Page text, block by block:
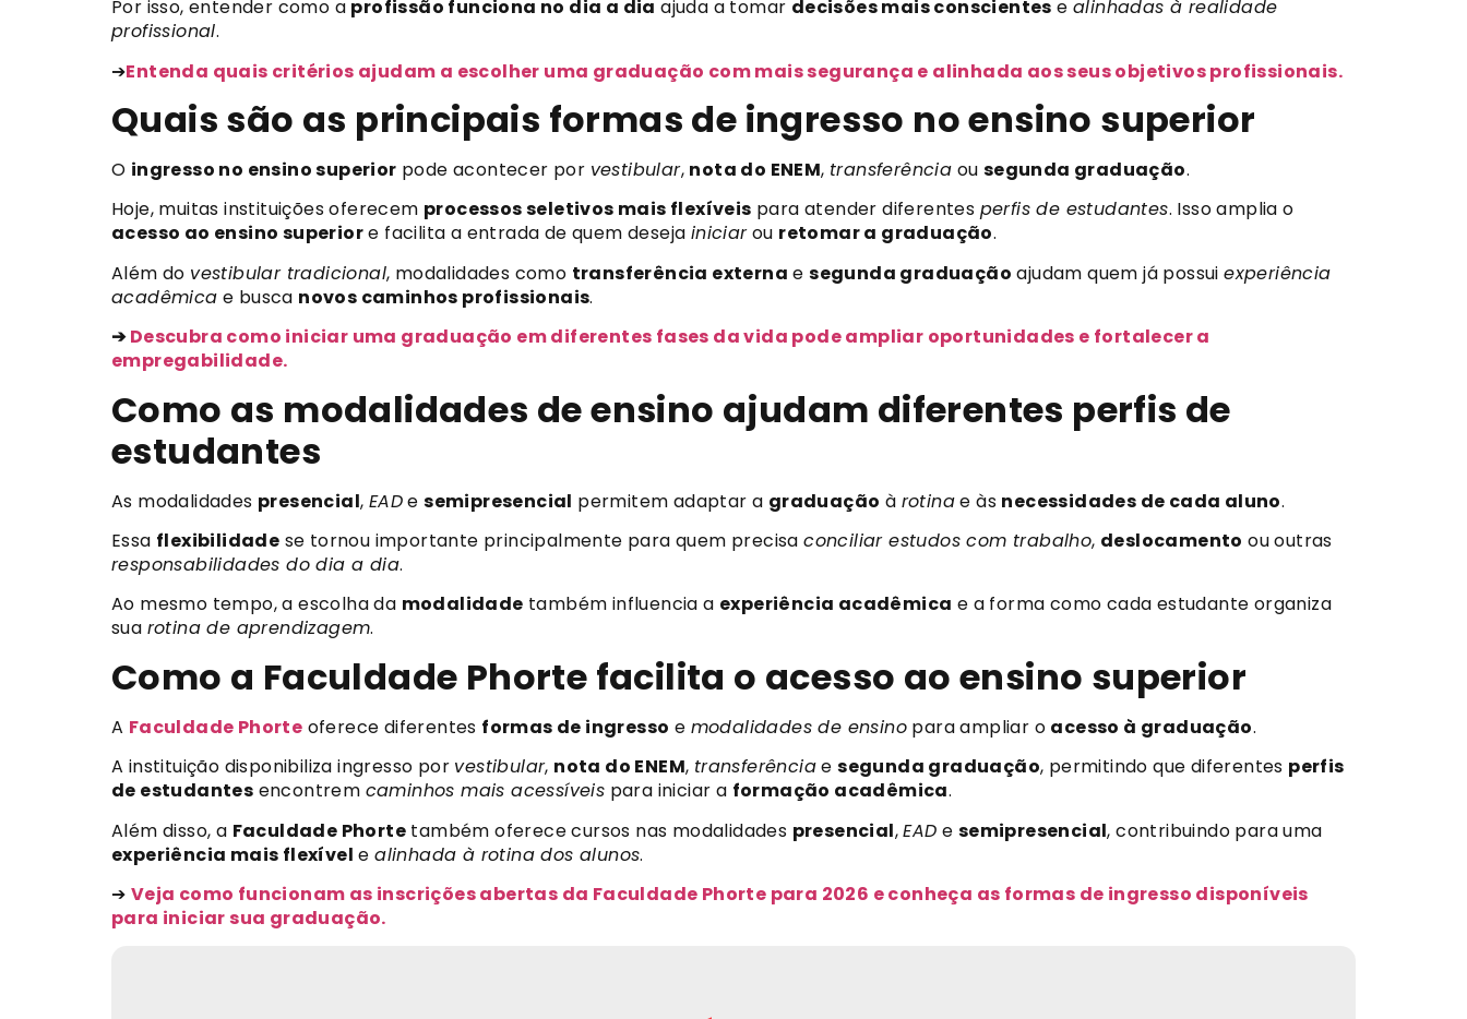
Por isso, entender como a profissão funciona no dia a dia ajuda a tomar decisões mais conscientes ealinhadas à realidade
profissional.
➔Entenda quais critérios ajudam a escolher uma graduação com mais segurança e alinhada aos seus objetivos profissionais.
Quais são as principais formas de ingresso no ensino superior
O ingresso no ensino superior pode acontecer por vestibular, nota do ENEM, transferência ou segunda graduação.
Hoje, muitas instituições oferecem processos seletivos mais flexíveis para atender diferentes perfis de estudantes. Isso amplia o
acesso ao ensino superiore facilita a entrada de quem deseja iniciarou retomar a graduação.
Além do vestibular tradicional, modalidades como transferência externa esegunda graduação ajudam quem já possuiexperiência
acadêmica e busca novos caminhos profissionais.
➔Descubra como iniciar uma graduação em diferentes fases da vida pode ampliar oportunidades e fortalecer a
empregabilidade.
Como as modalidades de ensino ajudam diferentes perfis de
estudantes
As modalidades presencial, EADesemipresencial permitem adaptar a graduação à rotinae às necessidades de cada aluno.
Essa flexibilidade se tornou importante principalmente para quem precisaconciliar estudos com trabalho, deslocamento ou outras
responsabilidades do dia a dia.
Ao mesmo tempo, a escolha da modalidade também influencia a experiência acadêmica e a forma como cada estudante organiza
sua rotina de aprendizagem.
Como a Faculdade Phorte facilita o acesso ao ensino superior
A Faculdade Phorte oferece diferentes formas de ingresso e modalidades de ensino para ampliar o acesso à graduação.
A instituição disponibiliza ingresso por vestibular, nota do ENEM, transferênciaesegunda graduação, permitindo que diferentes perfis
de estudantes encontrem caminhos mais acessíveis para iniciar a formação acadêmica.
Além disso, a Faculdade Phorte também oferece cursos nas modalidades presencial,EAD e semipresencial, contribuindo para uma
experiência mais flexível ealinhada à rotina dos alunos.
➔ Veja como funcionam as inscrições abertas da Faculdade Phorte para 2026 e conheça as formas de ingresso disponíveis
para iniciar sua graduação.